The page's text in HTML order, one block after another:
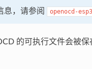
息，请参阅
openocd-
的可执行文件会被保